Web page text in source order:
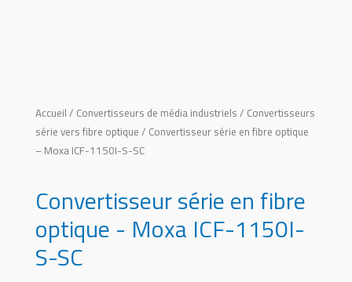
Accueil / Convertisseurs de média industriels / Convertisseurs
série vers fibre optique / Convertisseur série en fibre optique
– Moxa ICF-1150I-S-SC
Convertisseur série en fibre
optique - Moxa ICF-1150I-
S-SC